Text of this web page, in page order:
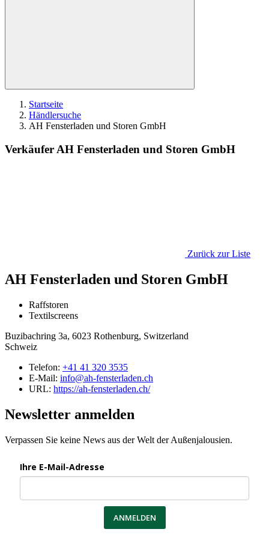
Startseite
Händlersuche
AH Fensterladen und Storen GmbH
Verkäufer AH Fensterladen und Storen GmbH
Zurück zur Liste
AH Fensterladen und Storen GmbH
Raffstoren
Textilscreens
Buzibachring 3a, 6023 Rothenburg, Switzerland
Schweiz
Telefon: +41 41 320 3535
E-Mail: info@ah-fensterladen.ch
URL: https://ah-fensterladen.ch/
Newsletter anmelden
Verpassen Sie keine News aus der Welt der Außenjalousien.
Ihre E-Mail-Adresse
ANMELDEN